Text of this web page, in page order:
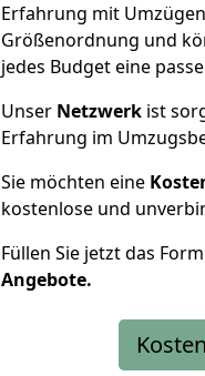
Erfahrung mit
Größenordnung und
jedes Budget eine
Unser Netzwerk ist
Erfahrung im
Sie möchten eine
kostenlose und
Füllen Sie jetzt das
Angebote.